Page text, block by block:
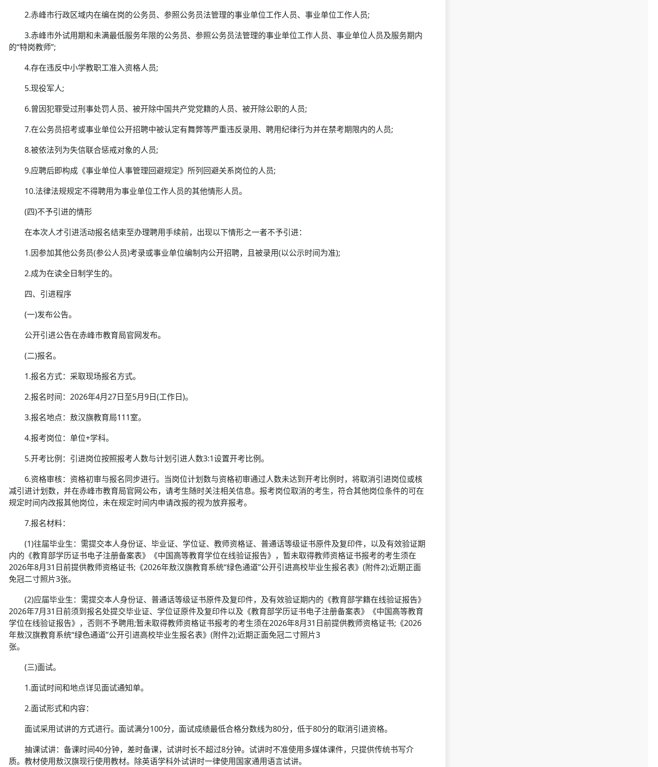
2.赤峰市行政区域内在编在岗的公务员、参照公务员法管理的事业单位工作人员、事业单位工作人员;
3.赤峰市外试用期和未满最低服务年限的公务员、参照公务员法管理的事业单位工作人员、事业单位人员及服务期内
的“特岗教师”;
4.存在违反中小学教职工准入资格人员;
5.现役军人;
6.曾因犯罪受过刑事处罚人员、被开除中国共产党党籍的人员、被开除公职的人员;
7.在公务员招考或事业单位公开招聘中被认定有舞弊等严重违反录用、聘用纪律行为并在禁考期限内的人员;
8.被依法列为失信联合惩戒对象的人员;
9.应聘后即构成《事业单位人事管理回避规定》所列回避关系岗位的人员;
10.法律法规规定不得聘用为事业单位工作人员的其他情形人员。
(四)不予引进的情形
在本次人才引进活动报名结束至办理聘用手续前，出现以下情形之一者不予引进：
1.因参加其他公务员(参公人员)考录或事业单位编制内公开招聘，且被录用(以公示时间为准);
2.成为在读全日制学生的。
四、引进程序
(一)发布公告。
公开引进公告在赤峰市教育局官网发布。
(二)报名。
1.报名方式：采取现场报名方式。
2.报名时间：2026年4月27日至5月9日(工作日)。
3.报名地点：敖汉旗教育局111室。
4.报考岗位：单位+学科。
5.开考比例：引进岗位按照报考人数与计划引进人数3:1设置开考比例。
6.资格审核：资格初审与报名同步进行。当岗位计划数与资格初审通过人数未达到开考比例时，将取消引进岗位或核
减引进计划数，并在赤峰市教育局官网公布，请考生随时关注相关信息。报考岗位取消的考生，符合其他岗位条件的可在
规定时间内改报其他岗位，未在规定时间内申请改报的视为放弃报考。
7.报名材料：
(1)往届毕业生：需提交本人身份证、毕业证、学位证、教师资格证、普通话等级证书原件及复印件，以及有效验证期
内的《教育部学历证书电子注册备案表》《中国高等教育学位在线验证报告》，暂未取得教师资格证书报考的考生须在
2026年8月31日前提供教师资格证书;《2026年敖汉旗教育系统“绿色通道”公开引进高校毕业生报名表》(附件2);近期正面
免冠二寸照片3张。
(2)应届毕业生：需提交本人身份证、普通话等级证书原件及复印件，及有效验证期内的《教育部学籍在线验证报告》
2026年7月31日前须到报名处提交毕业证、学位证原件及复印件以及《教育部学历证书电子注册备案表》《中国高等教育
学位在线验证报告》，否则不予聘用;暂未取得教师资格证书报考的考生须在2026年8月31日前提供教师资格证书;《2026
年敖汉旗教育系统“绿色通道”公开引进高校毕业生报名表》(附件2);近期正面免冠二寸照片3
张。
(三)面试。
1.面试时间和地点详见面试通知单。
2.面试形式和内容：
面试采用试讲的方式进行。面试满分100分，面试成绩最低合格分数线为80分，低于80分的取消引进资格。
抽课试讲：备课时间40分钟，差时备课，试讲时长不超过8分钟。试讲时不准使用多媒体课件，只提供传统书写介
质。教材使用敖汉旗现行使用教材。除英语学科外试讲时一律使用国家通用语言试讲。